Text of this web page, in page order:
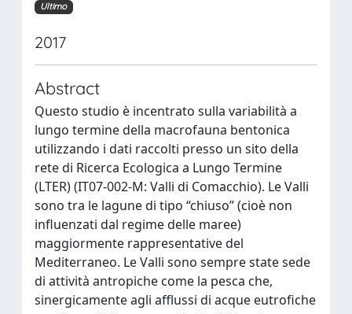
Ultimo
2017
Abstract
Questo studio è incentrato sulla variabilità a
lungo termine della macrofauna bentonica
utilizzando i dati raccolti presso un sito della
rete di Ricerca Ecologica a Lungo Termine
(LTER) (IT07-002-M: Valli di Comacchio). Le Valli
sono tra le lagune di tipo “chiuso” (cioè non
influenzati dal regime delle maree)
maggiormente rappresentative del
Mediterraneo. Le Valli sono sempre state sede
di attività antropiche come la pesca che,
sinergicamente agli afflussi di acque eutrofiche